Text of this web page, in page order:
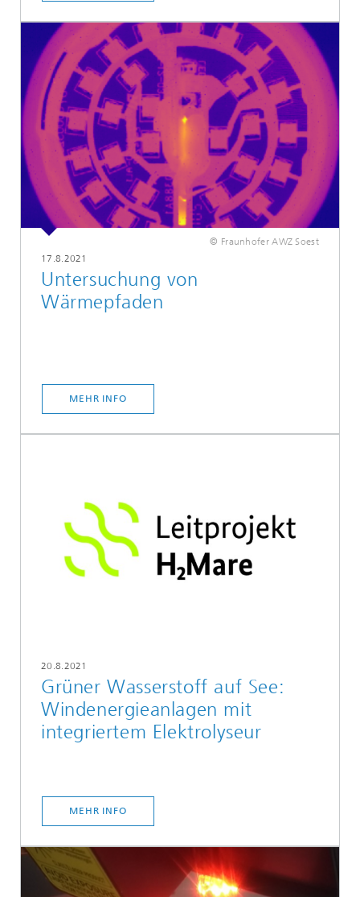
© Fraunhofer AWZ Soest
17.8.2021
Untersuchung von
Wärmepfaden
MEHR INFO
20.8.2021
Grüner Wasserstoff auf See:
Windenergieanlagen mit
integriertem Elektrolyseur
MEHR INFO